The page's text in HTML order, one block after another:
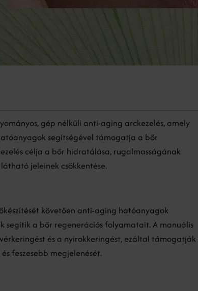
gép nélküli anti-aging arckezelés, amely
segítségével támogatja a bőr
célja a bőr hidratálása, rugalmasságának
jeleinek csökkentése.
követően anti-aging hatóanyagok
segítik a bőr regenerációs folyamatait. A manuális
és a nyirokkeringést, ezáltal támogatják
feszesebb megjelenését.